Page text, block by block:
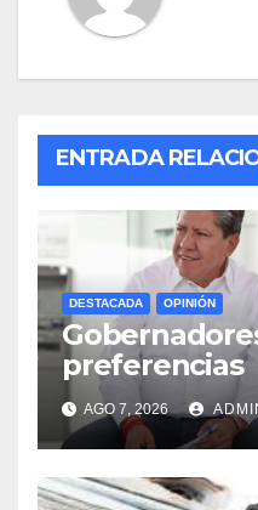
ENTRADA
DESTACADA OPINIÓN
preferencias
AGO 7, 2026